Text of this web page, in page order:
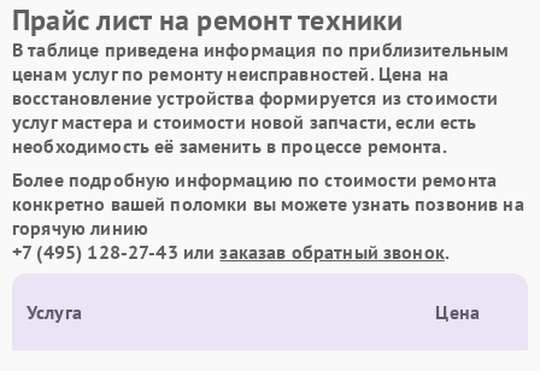
Прайс лист на ремонт техники
В таблице приведена информация по приблизительным
ценам услуг по ремонту неисправностей. Цена на
восстановление устройства формируется из стоимости
услуг мастера и стоимости новой запчасти, если есть
необходимость её заменить в процессе ремонта.
Более подробную информацию по стоимости ремонта
конкретно вашей поломки вы можете узнать позвонив на
горячую линию
+7 (495) 128-27-43 илизаказав обратный звонок.
Услуга Цена